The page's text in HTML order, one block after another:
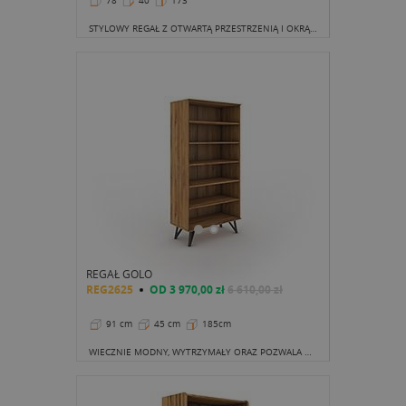
STYLOWY REGAŁ Z OTWARTĄ PRZESTRZENIĄ I OKRĄGŁYMI NOGAMI, KTÓRY WNOSI LEKKOŚĆ I NOWOCZESNOŚĆ DO KAŻDEGO WNĘTRZA.
REGAŁ GOLO
REG2625 OD 3 970,00 zł6 610,00 zł
91 cm 45 cm 185cm
WIECZNIE MODNY, WYTRZYMAŁY ORAZ POZWALA NADAĆ WNĘTRZU ODPOWIEDNI CHARAKTER